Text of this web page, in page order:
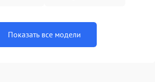
Показать все модели